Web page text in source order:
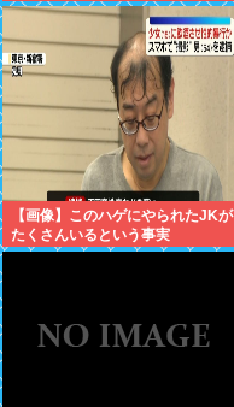
【画像】このハゲにやられたJKが
たくさんいるという事実